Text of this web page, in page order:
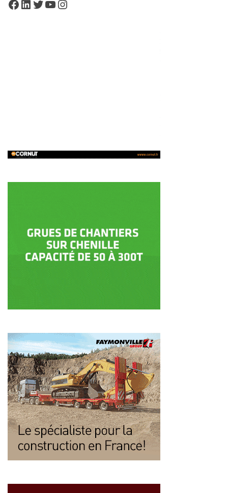
Facebook
LinkedIn
Twitter
YouTube
Instagram